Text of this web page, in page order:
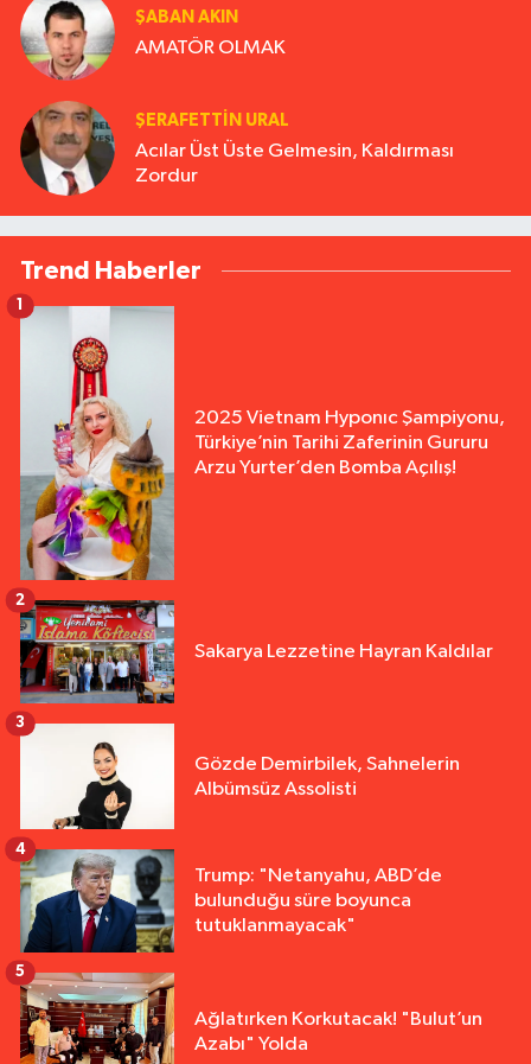
ŞABAN AKIN
AMATÖR OLMAK
ŞERAFETTIN URAL
Acılar Üst Üste Gelmesin, Kaldırması
Zordur
Trend Haberler
2025 Vietnam Hyponıc Şampiyonu,
Türkiye’nin Tarihi Zaferinin Gururu
Arzu Yurter’den Bomba Açılış!
1
Sakarya Lezzetine Hayran Kaldılar
2
Gözde Demirbilek, Sahnelerin
Albümsüz Assolisti
3
Trump: "Netanyahu, ABD’de
bulunduğu süre boyunca
tutuklanmayacak"
4
Ağlatırken Korkutacak! "Bulut’un
Azabı" Yolda
5